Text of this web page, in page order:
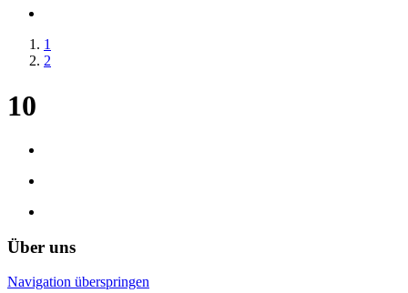
1
2
10
Über uns
Navigation überspringen